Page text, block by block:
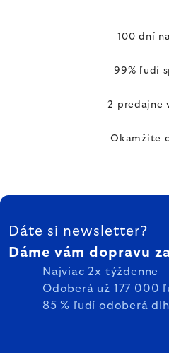
100 dní
99% ľudí
2 predajne
Okamžite
ZÁPÄTIE
Dáte si newsletter?
Dáme vám dopravu
Najviac 2x týždenne
Odoberá už 177 000
85 % ľudí odoberá